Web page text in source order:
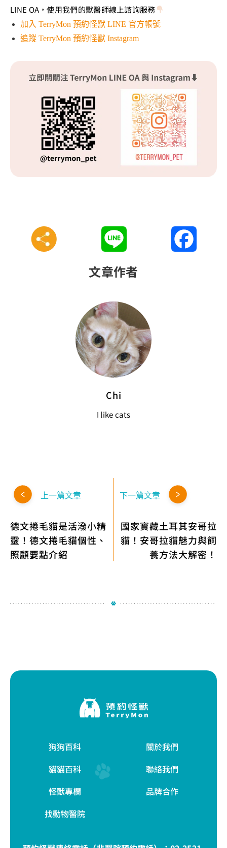
LINE OA，使用我們的獸醫師線上諮詢服務
加入 TerryMon 預約怪獸 LINE 官方帳號
追蹤 TerryMon 預約怪獸 Instagram
文章作者
Chi
I like cats
上一篇文章
德文捲毛貓是活潑小精
靈！德文捲毛貓個性、
照顧要點介紹
下一篇文章
國家寶藏土耳其安哥拉
貓！安哥拉貓魅力與飼
養方法大解密！
狗狗百科
貓貓百科
怪獸專欄
找動物醫院
關於我們
聯絡我們
品牌合作